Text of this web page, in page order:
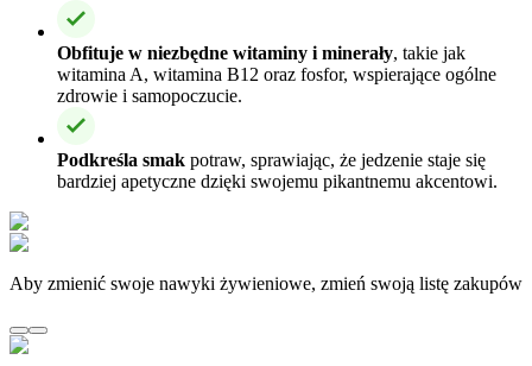
Obfituje w niezbędne witaminy i minerały, takie jak
witamina A, witamina B12 oraz fosfor, wspierające ogólne
zdrowie i samopoczucie.
Podkreśla smak potraw, sprawiając, że jedzenie staje się
bardziej apetyczne dzięki swojemu pikantnemu akcentowi.
Aby zmienić swoje nawyki żywieniowe, zmień swoją listę zakupów